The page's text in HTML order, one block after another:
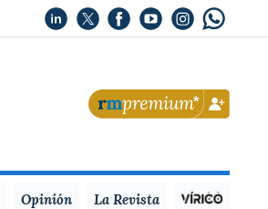
Opinión La Revista